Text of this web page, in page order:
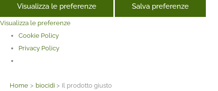
Visualizza le preferenze Salva preferenze
Visualizza le preferenze
Cookie Policy
Privacy Policy
Home biocidi Il prodotto giusto